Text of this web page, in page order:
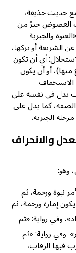
حديث حذيفة،
العضوض خيرٌ من
والجبرية
الشريعة أو تركها،
أي أن تكون
منها)، أو أن يكون
الاستخفاف
يدل في نفسه على
كما يدل على
الجبرية.
والانحراف
وهو:
نبوة ورحمة، ثم
إمارة ورحمة، ثم
وفي رواية: «ثم
وفي رواية: «ثم
فيها الرقاب،